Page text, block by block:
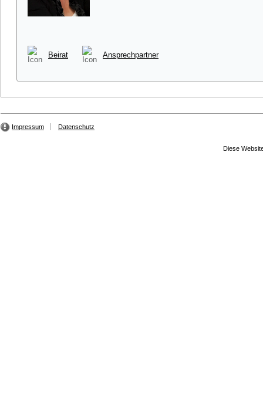
Beirat Ansprechpartner
Impressum Datenschutz
Diese